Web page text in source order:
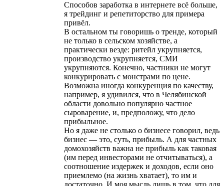
Способов заработка в интернете всё больше,
я трейдинг и репетиторство для примера
привёл.
В остальном ты говоришь о тренде, который
не только в сельском хозяйстве, а
практически везде: ритейл укрупняется,
производство укрупняется, СМИ
укрупняются. Конечно, частники не могут
конкурировать с монстрами по цене.
Возможна иногда конкуренция по качеству,
например, я удивился, что в Челябинской
области довольно популярно частное
сыроварение, и, предположу, что дело
прибыльное.
Но я даже не столько о бизнесе говорил, ведь
бизнес — это, суть, прибыль. А для частных
домохозяйств важна не прибыль как таковая
(им перед инвесторами не отчитываться), а
соотношение издержек и доходов, если оно
приемлемо (на жизнь хватает), то им и
достаточно. И моя мысль лишь в том, что для